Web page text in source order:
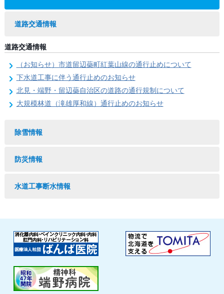
道路交通情報
道路交通情報
（お知らせ）市道留辺蘂町紅葉山線の通行止めについて
下水道工事に伴う通行止めのお知らせ
北見・端野・留辺蘂自治区の道路の通行規制について
大規模林道（滝雄厚和線）通行止めのお知らせ
除雪情報
防災情報
水道工事断水情報